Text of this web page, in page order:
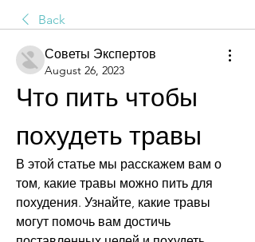
Back
Советы Экспертов
August 26, 2023
Что пить чтобы
похудеть травы
В этой статье мы расскажем вам о
том, какие травы можно пить для
похудения. Узнайте, какие травы
могут помочь вам достичь